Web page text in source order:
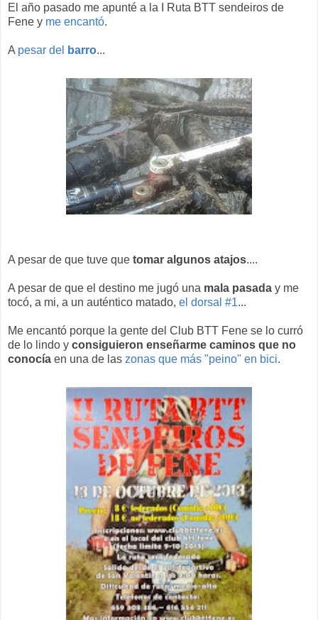
El año pasado me apunté a la I Ruta BTT sendeiros de
Fene y me encantó.
A pesar del barro...
A pesar de que tuve que tomar algunos atajos....
A pesar de que el destino me jugó una mala pasada y me
tocó, a mi, a un auténtico matado, el dorsal #1...
Me encantó porque la gente del Club BTT Fene se lo curró
de lo lindo y consiguieron enseñarme caminos que no
conocía en una de las zonas que más "peino" en bici.